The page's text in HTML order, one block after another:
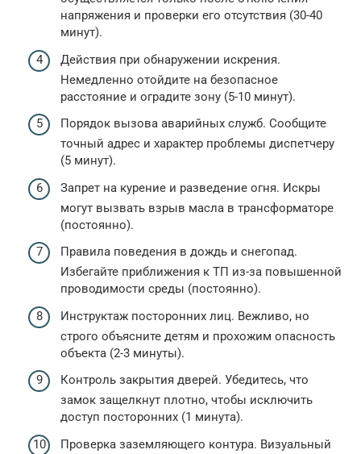
напряжения и проверки его отсутствия (30-40
минут).
Действия при обнаружении искрения.
Немедленно отойдите на безопасное
расстояние и оградите зону (5-10 минут).
Порядок вызова аварийных служб. Сообщите
точный адрес и характер проблемы диспетчеру
(5 минут).
Запрет на курение и разведение огня. Искры
могут вызвать взрыв масла в трансформаторе
(постоянно).
Правила поведения в дождь и снегопад.
Избегайте приближения к ТП из-за повышенной
проводимости среды (постоянно).
Инструктаж посторонних лиц. Вежливо, но
строго объясните детям и прохожим опасность
объекта (2-3 минуты).
Контроль закрытия дверей. Убедитесь, что
замок защелкнут плотно, чтобы исключить
доступ посторонних (1 минута).
Проверка заземляющего контура. Визуальный